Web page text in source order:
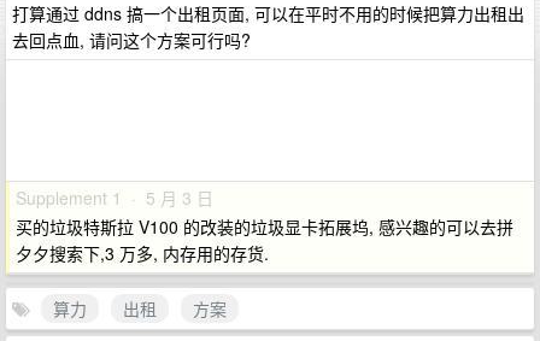
打算通过 ddns 搞一个出租页面, 可以在平时不用的时候把算力出租出
去回点血, 请问这个方案可行吗?
Supplement 1 · 5 月 3 日
买的垃圾特斯拉 V100 的改装的垃圾显卡拓展坞, 感兴趣的可以去拼
夕夕搜索下,3 万多, 内存用的存货.
算力 出租
方案